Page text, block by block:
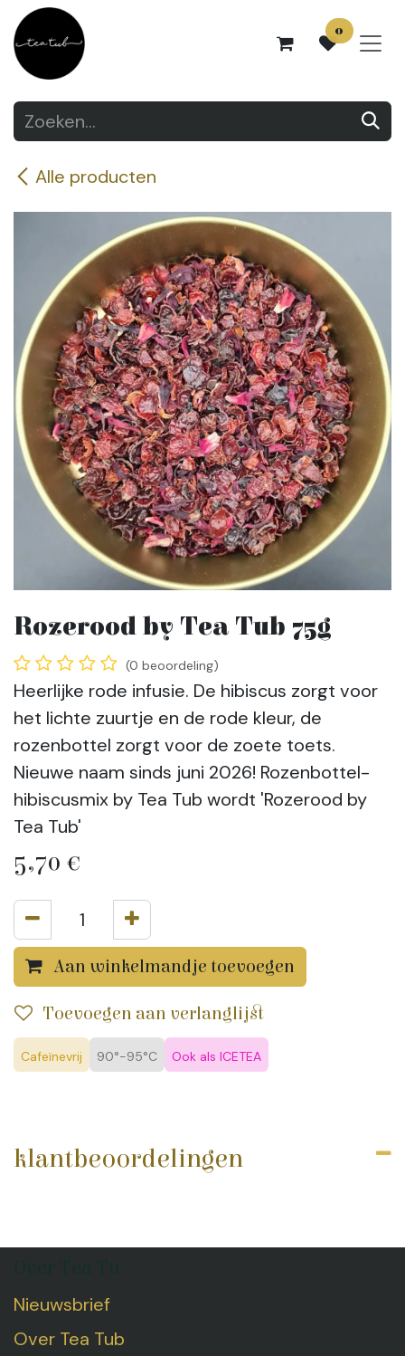
Overslaan naar inhoud
0
Alle producten
Rozerood by Tea Tub 75g
(0 beoordeling)
Heerlijke rode infusie. De hibiscus zorgt voor
het lichte zuurtje en de rode kleur, de
rozenbottel zorgt voor de zoete toets.
Nieuwe naam sinds juni 2026! Rozenbottel-
hibiscusmix by Tea Tub wordt 'Rozerood by
Tea Tub'
5,70 €
Aan winkelmandje toevoegen
Toevoegen aan verlanglijst
Cafeïnevrij 90°-95°C Ook als ICETEA
klantbeoordelingen
Nieuwsbrief
Over Tea Tub